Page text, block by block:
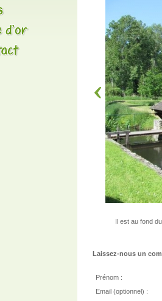
Il est au fond
Laissez-nous un
Prénom :
Email (optionnel) :